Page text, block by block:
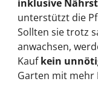
inklusive
unterstützt die
Sollten sie trotz
anwachsen,
Kaufkein
Garten mit mehr